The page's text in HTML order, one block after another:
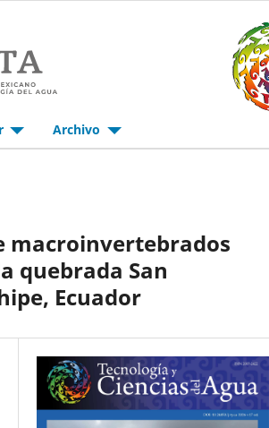
Archivo
macroinvertebrados
quebrada San
Ecuador